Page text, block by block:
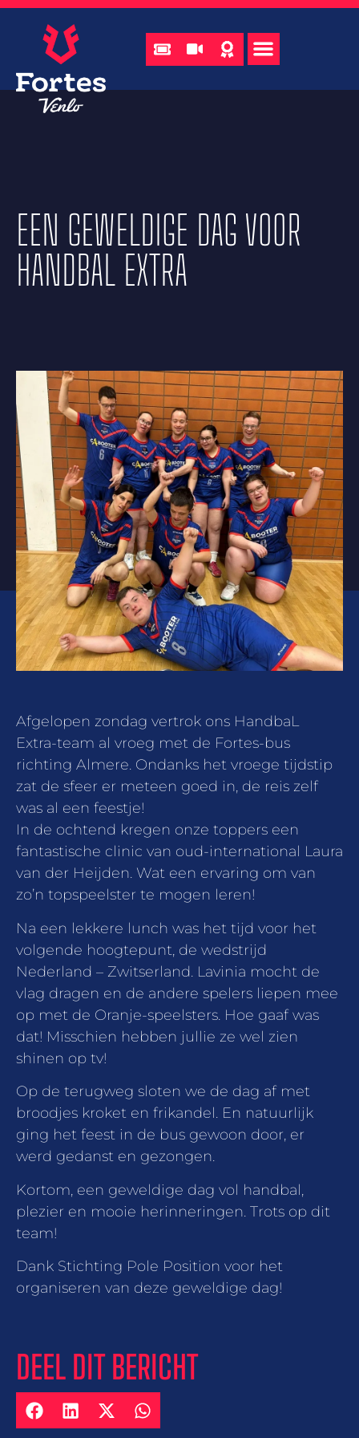
EEN GEWELDIGE DAG VOOR
HANDBAL EXTRA
Afgelopen zondag vertrok ons HandbaL
Extra-team al vroeg met de Fortes-bus
richting Almere. Ondanks het vroege tijdstip
zat de sfeer er meteen goed in, de reis zelf
was al een feestje!
In de ochtend kregen onze toppers een
fantastische clinic van oud-international Laura
van der Heijden. Wat een ervaring om van
zo’n topspeelster te mogen leren!
Na een lekkere lunch was het tijd voor het
volgende hoogtepunt, de wedstrijd
Nederland – Zwitserland. Lavinia mocht de
vlag dragen en de andere spelers liepen mee
op met de Oranje-speelsters. Hoe gaaf was
dat! Misschien hebben jullie ze wel zien
shinen op tv!
Op de terugweg sloten we de dag af met
broodjes kroket en frikandel. En natuurlijk
ging het feest in de bus gewoon door, er
werd gedanst en gezongen.
Kortom, een geweldige dag vol handbal,
plezier en mooie herinneringen. Trots op dit
team!
Dank Stichting Pole Position voor het
organiseren van deze geweldige dag!
DEEL DIT BERICHT